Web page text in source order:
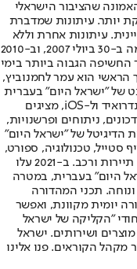
שהציבור הישראלי
יותר. עיתונות שמדברת
עיתונות אחרת וללא
תשלום. המהדורה המודפסת הראשונה פורסמה ב-30 ביולי 2007, וב-2010
החשיפה הגבוה ביותר בימי
הראשי הוא עמר לחמנוביץ,
של "ישראל היום" בעברית
ובאנגלית, כמו כן היישומונים (אפליקציות) לאנדרואיד ול-iOS, מציגים
ניתוחים ופרשנויות,
הדיגיטל של "ישראל היום"
סטייל, טכנולוגיה, ספורט,
כלכלה וצרכנות, בריאות, חיילים, אוכל, יהדות, תיירות ורכב. ב-2021 עלו
היום" בעברית, במטרה
תכני המהדורה
יומית מקוונת, ואפשר
"הקליקה של ישראל
ושירותים. ישראל
מקהל הקוראים. פנו אלינו